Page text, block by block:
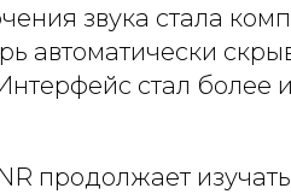
звука стала
автоматически
стал более
продолжает